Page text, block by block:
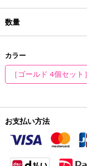
数量
カラー
［ゴールド 4個セット］
お支払い方法